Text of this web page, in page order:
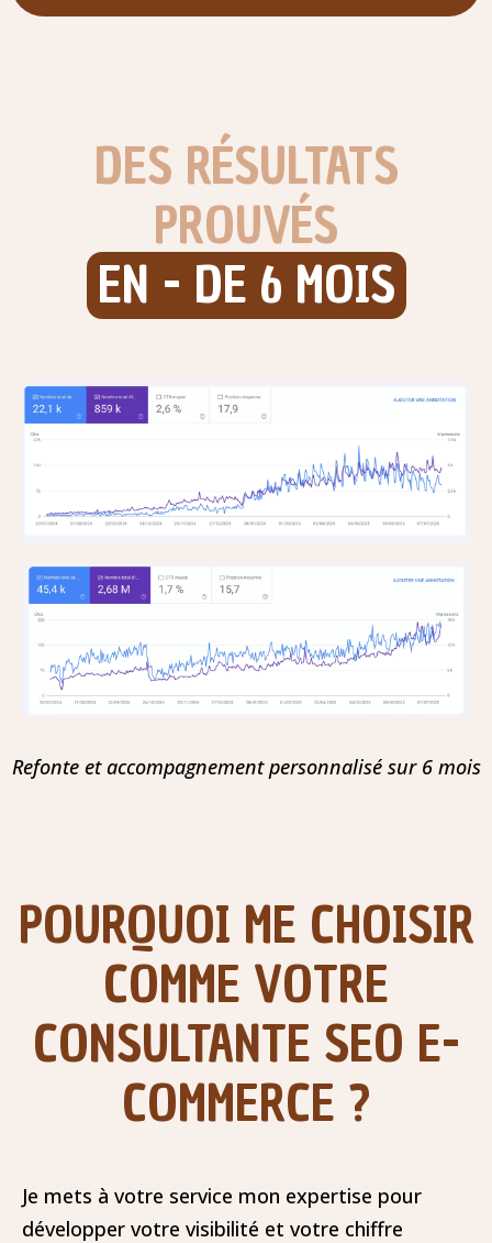
DES RÉSULTATS
PROUVÉS
EN - DE 6 MOIS
Refonte et accompagnement personnalisé sur 6 mois
POURQUOI ME CHOISIR
COMME VOTRE
CONSULTANTE SEO E-
COMMERCE ?
Je mets à votre service mon expertise pour
développer votre visibilité et votre chiffre